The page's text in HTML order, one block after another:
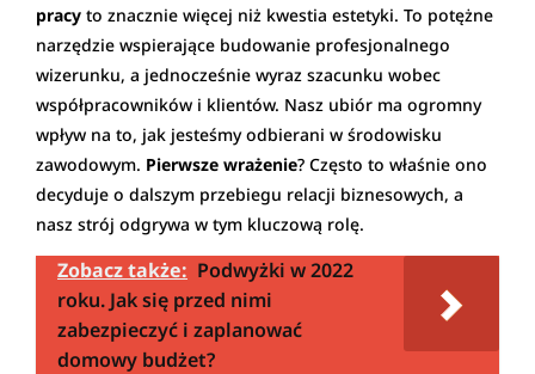
pracy to znacznie więcej niż kwestia estetyki. To potężne
narzędzie wspierające budowanie profesjonalnego
wizerunku, a jednocześnie wyraz szacunku wobec
współpracowników i klientów. Nasz ubiór ma ogromny
wpływ na to, jak jesteśmy odbierani w środowisku
zawodowym. Pierwsze wrażenie? Często to właśnie ono
decyduje o dalszym przebiegu relacji biznesowych, a
nasz strój odgrywa w tym kluczową rolę.
Zobacz także: Podwyżki w 2022
roku. Jak się przed nimi
zabezpieczyć i zaplanować
domowy budżet?